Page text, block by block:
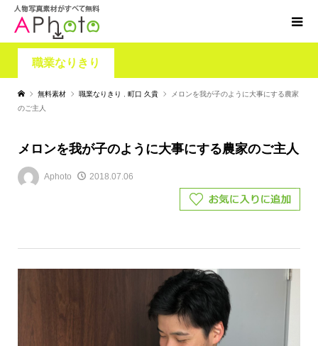
職業なりきり
無料素材 職業なりきり 町口 久貴
メロンを我が子のように大事にする農家
のご主人
メロンを我が子のように大事にする農家のご主人
Aphoto 2018.07.06